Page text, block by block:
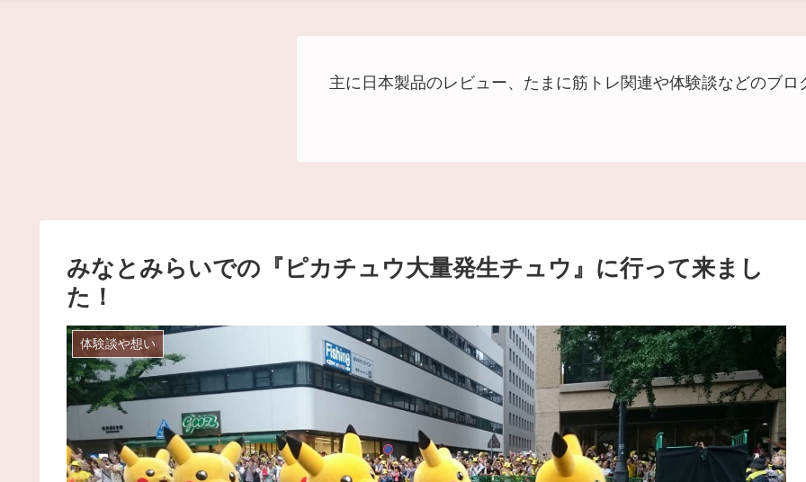
主に日本製品のレビュー、たまに筋トレ関連や体験談などのブロ
みなとみらいでの『ピカチュウ大量発生チュウ』に行って来まし
た！
体験談や想い